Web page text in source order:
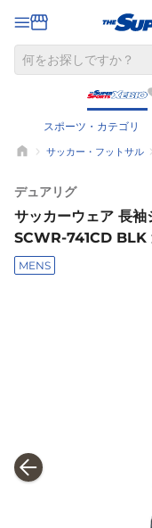
スポーツ・カテゴリ
サッカー・フットサル
デュアリグ
サッカーウェア 長
SCWR-741CD BLK
MENS